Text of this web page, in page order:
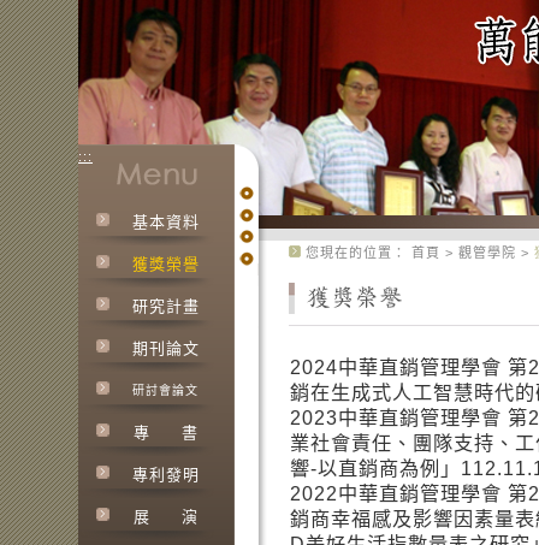
:::
基本資料
獲獎榮譽
研究計畫
期刊論文
研討會論文
專 書
專利發明
展 演
您現在的位置： 首頁 > 觀管學院 >
2024中華直銷管理學會 第
銷在生成式人工智慧時代
2023中華直銷管理學會 第
業社會責任、團隊支持、
響-以直銷商為例」
2022中華直銷管理學會 第
銷商幸福感及影響因素量